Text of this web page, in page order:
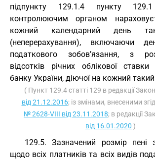
підпункту 129.1.4 пункту
контролюючим органом
кожний календарний день
(неперерахування), включаючи
податкового зобов’язання, з
відсотків річних облікової ставки
банку України, діючої на кожний
( Пункт 129.4 статті 129 в редакції
від 21.12.2016; із змінами, внесеними
№ 2628-VIII від 23.11.2018; в редакції
від 16.01.2020 )
129.5. Зазначений розмір пені
щодо всіх платників та всіх видів